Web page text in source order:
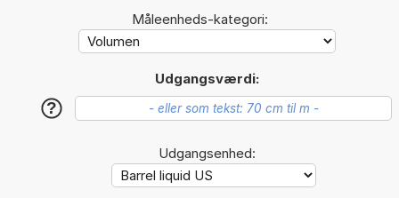
Måleenheds-kategori:
Udgangsværdi:
?
Udgangsenhed: